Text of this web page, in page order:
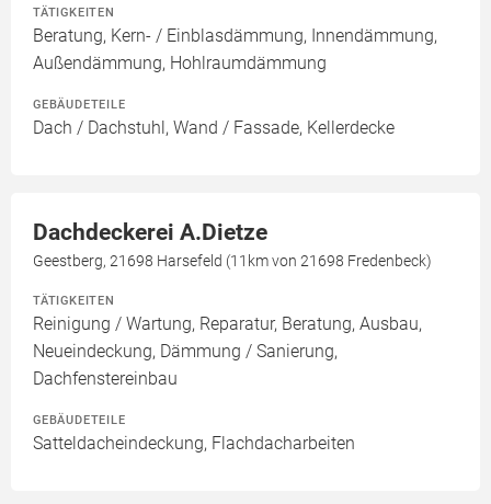
TÄTIGKEITEN
Beratung, Kern- / Einblasdämmung, Innendämmung,
Außendämmung, Hohlraumdämmung
GEBÄUDETEILE
Dach / Dachstuhl, Wand / Fassade, Kellerdecke
Dachdeckerei A.Dietze
Geestberg, 21698 Harsefeld (11km von 21698 Fredenbeck)
TÄTIGKEITEN
Reinigung / Wartung, Reparatur, Beratung, Ausbau,
Neueindeckung, Dämmung / Sanierung,
Dachfenstereinbau
GEBÄUDETEILE
Satteldacheindeckung, Flachdacharbeiten